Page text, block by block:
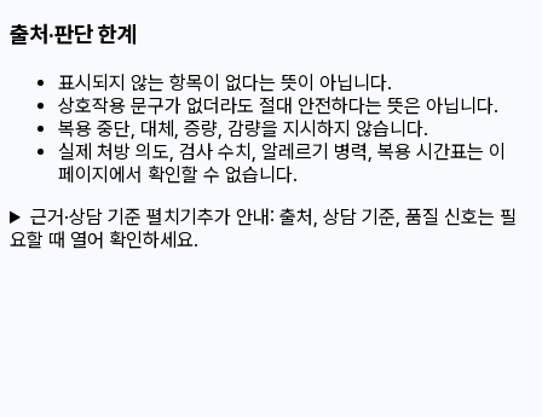
출처·판단 한계
표시되지 않는 항목이 없다는 뜻이 아닙니다.
상호작용 문구가 없더라도 절대 안전하다는 뜻은 아닙니다.
복용 중단, 대체, 증량, 감량을 지시하지 않습니다.
실제 처방 의도, 검사 수치, 알레르기 병력, 복용 시간표는 이
페이지에서 확인할 수 없습니다.
근거·상담 기준 펼치기추가 안내: 출처, 상담 기준, 품질 신호는 필
요할 때 열어 확인하세요.